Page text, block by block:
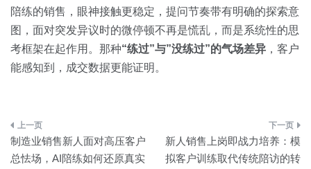
陪练的销售，眼神接触更稳定，提问节奏带有明确的探索意
图，面对突发异议时的微停顿不再是慌乱，而是系统性的思
考框架在起作用。那种“练过”与”没练过”的气场差异 ，客户
能感知到，成交数据更能证明。
文
章
制造业销售新人面对高压客户
总怯场，AI陪练如何还原真实
新人销售上岗即战力培养：模
拟客户训练取代传统陪访的转